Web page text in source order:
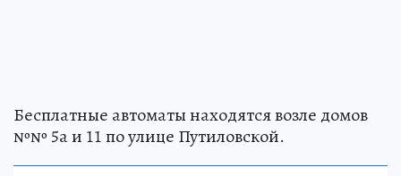
Бесплатные автоматы находятся возле домов
№№ 5а и 11 по улице Путиловской.